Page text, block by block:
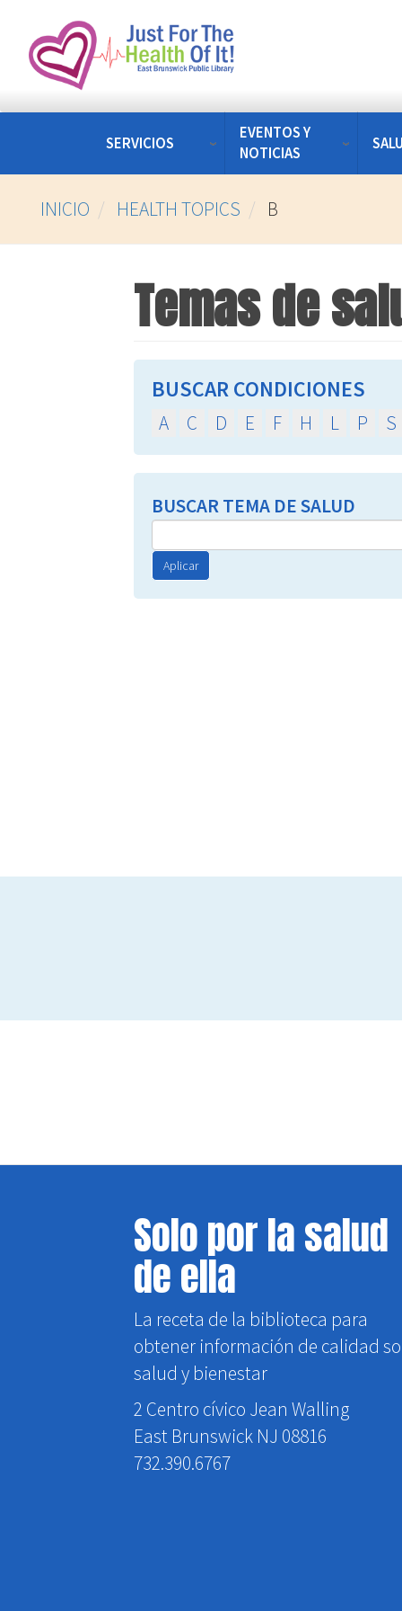
contenido
SERVICIOS
EVENTOS Y
NOTICIAS
INICIO HEALTH TOPICS B
Temas de
BUSCAR CONDICIONES
A C D E F H L P S
BUSCAR TEMA DE SALUD
Aplicar
Solo por la salud
de ella
La receta de la biblioteca para
obtener información de calidad
salud y bienestar
2 Centro cívico Jean Walling
East Brunswick NJ 08816
732.390.6767